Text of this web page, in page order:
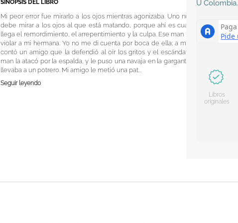
SINOPSIS DEL LIBRO
Mi peor error fue mirarlo a los ojos mientras agonizaba. Uno nunca
debe mirar a los ojos al que está matando, porque ahí es cuando
llega el remordimiento, el arrepentimiento y la culpa. Ese man iba a
violar a mi hermana. Yo no me di cuenta por boca de ella; a mí me
contó un amigo que la defendió al oír los gritos y el escándalo. El
man la atacó por la espalda, y le puso una navaja en la garganta. La
llevaba a un potrero. Mi amigo le metió una pat...
Seguir leyendo
U Colombia.
Libros
originales